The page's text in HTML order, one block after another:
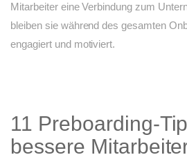
Mitarbeiter eine Verbindung zum
bleiben sie während des gesamten
engagiert und motiviert.
11 Preboarding-
bessere